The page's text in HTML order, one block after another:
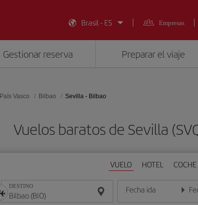
Brasil - ES
Empresas
Gestionar reserva Preparar el viaje
País Vasco Bilbao Sevilla - Bilbao
Vuelos baratos de Sevilla
VUELO HOTEL COCHE
DESTINO Fecha ida
Introduce la fecha en